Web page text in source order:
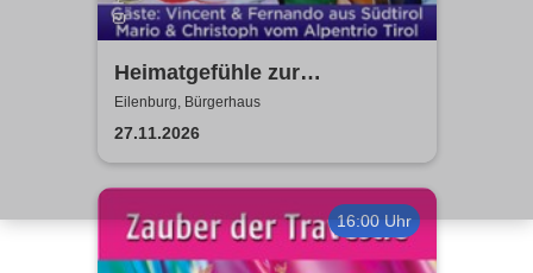
Heimatgefühle zur
Weihnachtszeit 2026 - Das
Konzertprogramm mit Herz
Eilenburg, Bürgerhaus
27.11.2026
16:00 Uhr